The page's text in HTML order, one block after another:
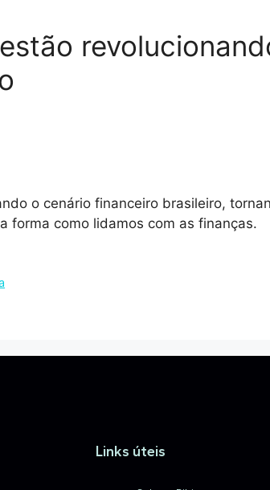
o cenário financeiro brasileiro,
forma como lidamos com as finanças.
Links úteis